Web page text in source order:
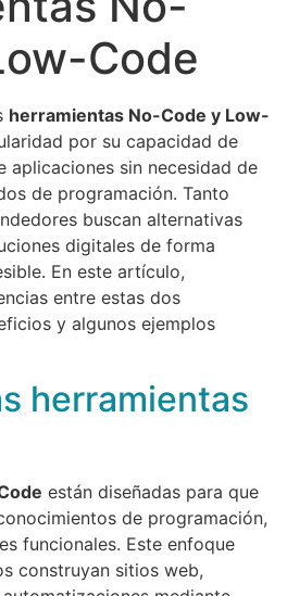
Code
herramientas No-Code y Low-
por su capacidad de
aplicaciones sin necesidad de
de programación. Tanto
buscan alternativas
digitales de forma
En este artículo,
entre estas dos
y algunos ejemplos
herramientas
están diseñadas para que
de programación,
funcionales. Este enfoque
construyan sitios web,